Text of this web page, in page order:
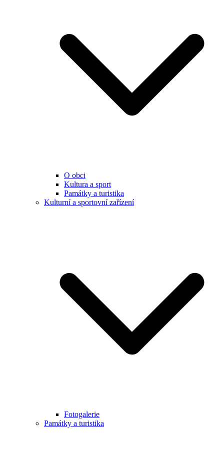
O obci
Kultura a sport
Památky a turistika
Kulturní a sportovní zařízení
Fotogalerie
Památky a turistika